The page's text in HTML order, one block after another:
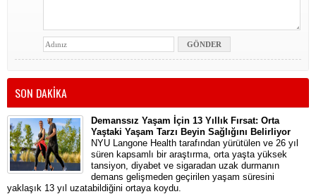
SON DAKİKA
Demanssız Yaşam İçin 13 Yıllık Fırsat: Orta
Yaştaki Yaşam Tarzı Beyin Sağlığını Belirliyor
NYU Langone Health tarafından yürütülen ve 26 yıl
süren kapsamlı bir araştırma, orta yaşta yüksek
tansiyon, diyabet ve sigaradan uzak durmanın
demans gelişmeden geçirilen yaşam süresini
yaklaşık 13 yıl uzatabildiğini ortaya koydu.